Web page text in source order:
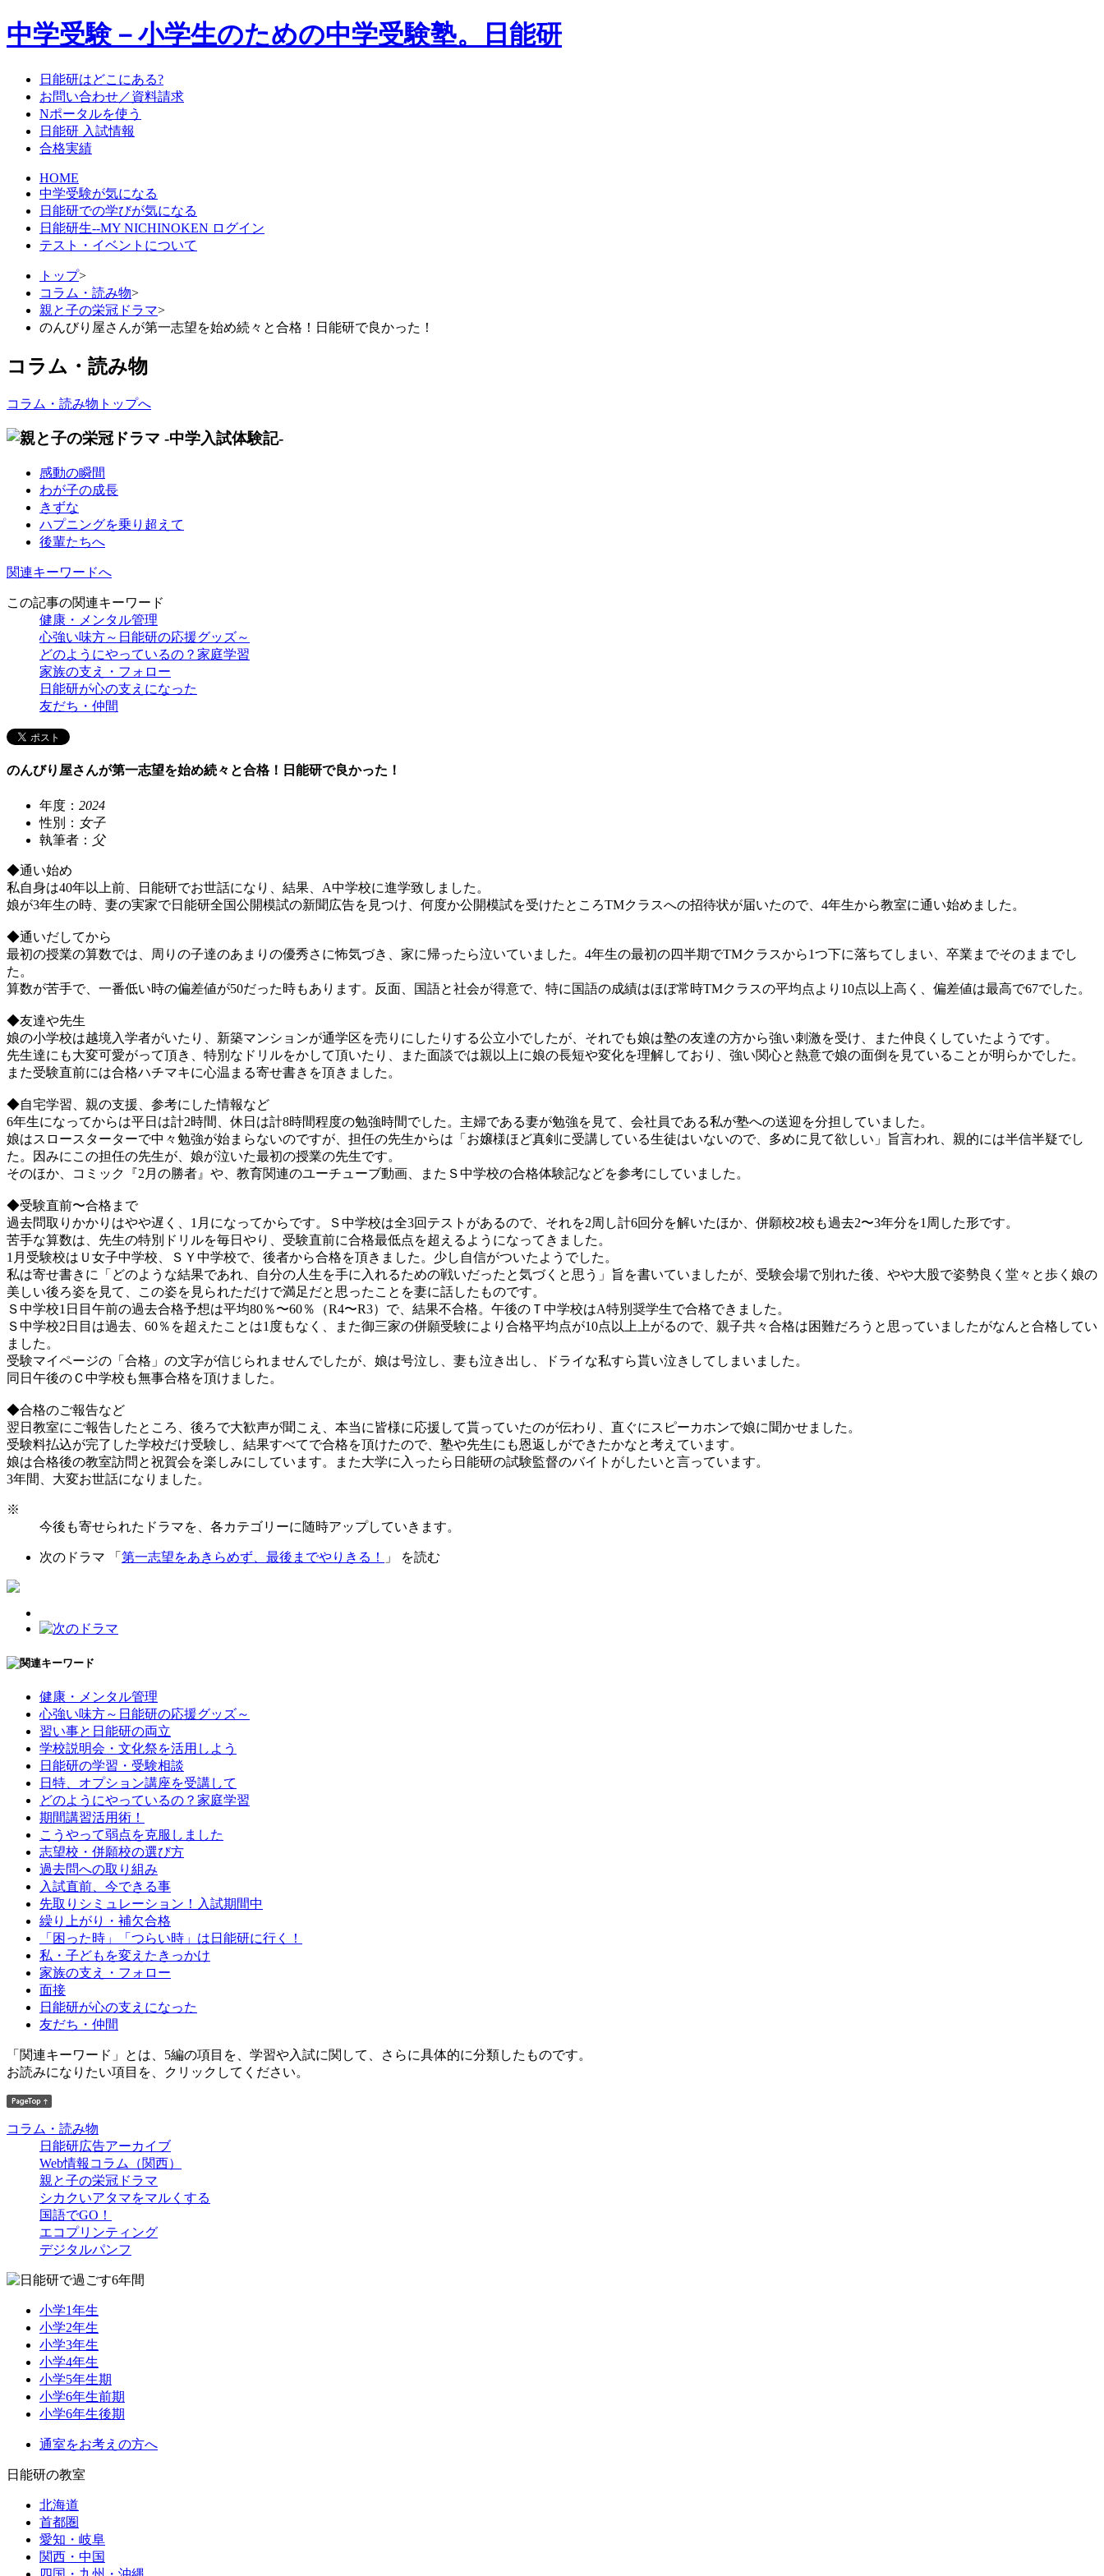
中学受験－小学生のための中学受験塾。日能研
日能研はどこにある?
お問い合わせ／資料請求
Nポータルを使う
日能研 入試情報
合格実績
HOME
中学受験が気になる
日能研での学びが気になる
日能研生--MY NICHINOKEN ログイン
テスト・イベントについて
トップ>
コラム・読み物>
親と子の栄冠ドラマ>
のんびり屋さんが第一志望を始め続々と合格！日能研で良かった！
コラム・読み物
コラム・読み物トップへ
感動の瞬間
わが子の成長
きずな
ハプニングを乗り超えて
後輩たちへ
関連キーワードへ
この記事の関連キーワード
健康・メンタル管理
心強い味方～日能研の応援グッズ～
どのようにやっているの？家庭学習
家族の支え・フォロー
日能研が心の支えになった
友だち・仲間
のんびり屋さんが第一志望を始め続々と合格！日能研で良かった！
年度： 2024
性別： 女子
執筆者： 父
◆通い始め
私自身は40年以上前、日能研でお世話になり、結果、A中学校に進学致しました。
娘が3年生の時、妻の実家で日能研全国公開模試の新聞広告を見つけ、何度か公開模試を受けたところTMクラスへの招待状が届いたので、4年生から教室に通い始めました。
◆通いだしてから
最初の授業の算数では、周りの子達のあまりの優秀さに怖気づき、家に帰ったら泣いていました。4年生の最初の四半期でTMクラスから1つ下に落ちてしまい、卒業までそのままでし
た。
算数が苦手で、一番低い時の偏差値が50だった時もあります。反面、国語と社会が得意で、特に国語の成績はほぼ常時TMクラスの平均点より10点以上高く、偏差値は最高で67でした。
◆友達や先生
娘の小学校は越境入学者がいたり、新築マンションが通学区を売りにしたりする公立小でしたが、それでも娘は塾の友達の方から強い刺激を受け、また仲良くしていたようです。
先生達にも大変可愛がって頂き、特別なドリルをかして頂いたり、また面談では親以上に娘の長短や変化を理解しており、強い関心と熱意で娘の面倒を見ていることが明らかでした。
また受験直前には合格ハチマキに心温まる寄せ書きを頂きました。
◆自宅学習、親の支援、参考にした情報など
6年生になってからは平日は計2時間、休日は計8時間程度の勉強時間でした。主婦である妻が勉強を見て、会社員である私が塾への送迎を分担していました。
娘はスロースターターで中々勉強が始まらないのですが、担任の先生からは「お嬢様ほど真剣に受講している生徒はいないので、多めに見て欲しい」旨言われ、親的には半信半疑でし
た。因みにこの担任の先生が、娘が泣いた最初の授業の先生です。
そのほか、コミック『2月の勝者』や、教育関連のユーチューブ動画、またＳ中学校の合格体験記などを参考にしていました。
◆受験直前〜合格まで
過去問取りかかりはやや遅く、1月になってからです。Ｓ中学校は全3回テストがあるので、それを2周し計6回分を解いたほか、併願校2校も過去2〜3年分を1周した形です。
苦手な算数は、先生の特別ドリルを毎日やり、受験直前に合格最低点を超えるようになってきました。
1月受験校はＵ女子中学校、ＳＹ中学校で、後者から合格を頂きました。少し自信がついたようでした。
私は寄せ書きに「どのような結果であれ、自分の人生を手に入れるための戦いだったと気づくと思う」旨を書いていましたが、受験会場で別れた後、やや大股で姿勢良く堂々と歩く娘の
美しい後ろ姿を見て、この姿を見られただけで満足だと思ったことを妻に話したものです。
Ｓ中学校1日目午前の過去合格予想は平均80％〜60％（R4〜R3）で、結果不合格。午後のＴ中学校はA特別奨学生で合格できました。
Ｓ中学校2日目は過去、60％を超えたことは1度もなく、また御三家の併願受験により合格平均点が10点以上上がるので、親子共々合格は困難だろうと思っていましたがなんと合格してい
ました。
受験マイページの「合格」の文字が信じられませんでしたが、娘は号泣し、妻も泣き出し、ドライな私すら貰い泣きしてしまいました。
同日午後のＣ中学校も無事合格を頂けました。
◆合格のご報告など
翌日教室にご報告したところ、後ろで大歓声が聞こえ、本当に皆様に応援して貰っていたのが伝わり、直ぐにスピーカホンで娘に聞かせました。
受験料払込が完了した学校だけ受験し、結果すべてで合格を頂けたので、塾や先生にも恩返しができたかなと考えています。
娘は合格後の教室訪問と祝賀会を楽しみにしています。また大学に入ったら日能研の試験監督のバイトがしたいと言っています。
3年間、大変お世話になりました。
※
今後も寄せられたドラマを、各カテゴリーに随時アップしていきます。
次のドラマ 「 第一志望をあきらめず、最後までやりきる！ 」 を読む
健康・メンタル管理
心強い味方～日能研の応援グッズ～
習い事と日能研の両立
学校説明会・文化祭を活用しよう
日能研の学習・受験相談
日特、オプション講座を受講して
どのようにやっているの？家庭学習
期間講習活用術！
こうやって弱点を克服しました
志望校・併願校の選び方
過去問への取り組み
入試直前、今できる事
先取りシミュレーション！入試期間中
繰り上がり・補欠合格
「困った時」「つらい時」は日能研に行く！
私・子どもを変えたきっかけ
家族の支え・フォロー
面接
日能研が心の支えになった
友だち・仲間
「関連キーワード」とは、5編の項目を、学習や入試に関して、さらに具体的に分類したものです。
お読みになりたい項目を、クリックしてください。
コラム・読み物
日能研広告アーカイブ
Web情報コラム（関西）
親と子の栄冠ドラマ
シカクいアタマをマルくする
国語でGO！
エコプリンティング
デジタルパンフ
小学1年生
小学2年生
小学3年生
小学4年生
小学5年生期
小学6年生前期
小学6年生後期
通室をお考えの方へ
日能研の教室
北海道
首都圏
愛知・岐阜
関西・中国